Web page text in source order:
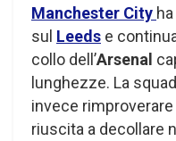
Manchester City
sul Leeds e
collo dell’Arsenal
lunghezze. La
invece
riuscita a decollare